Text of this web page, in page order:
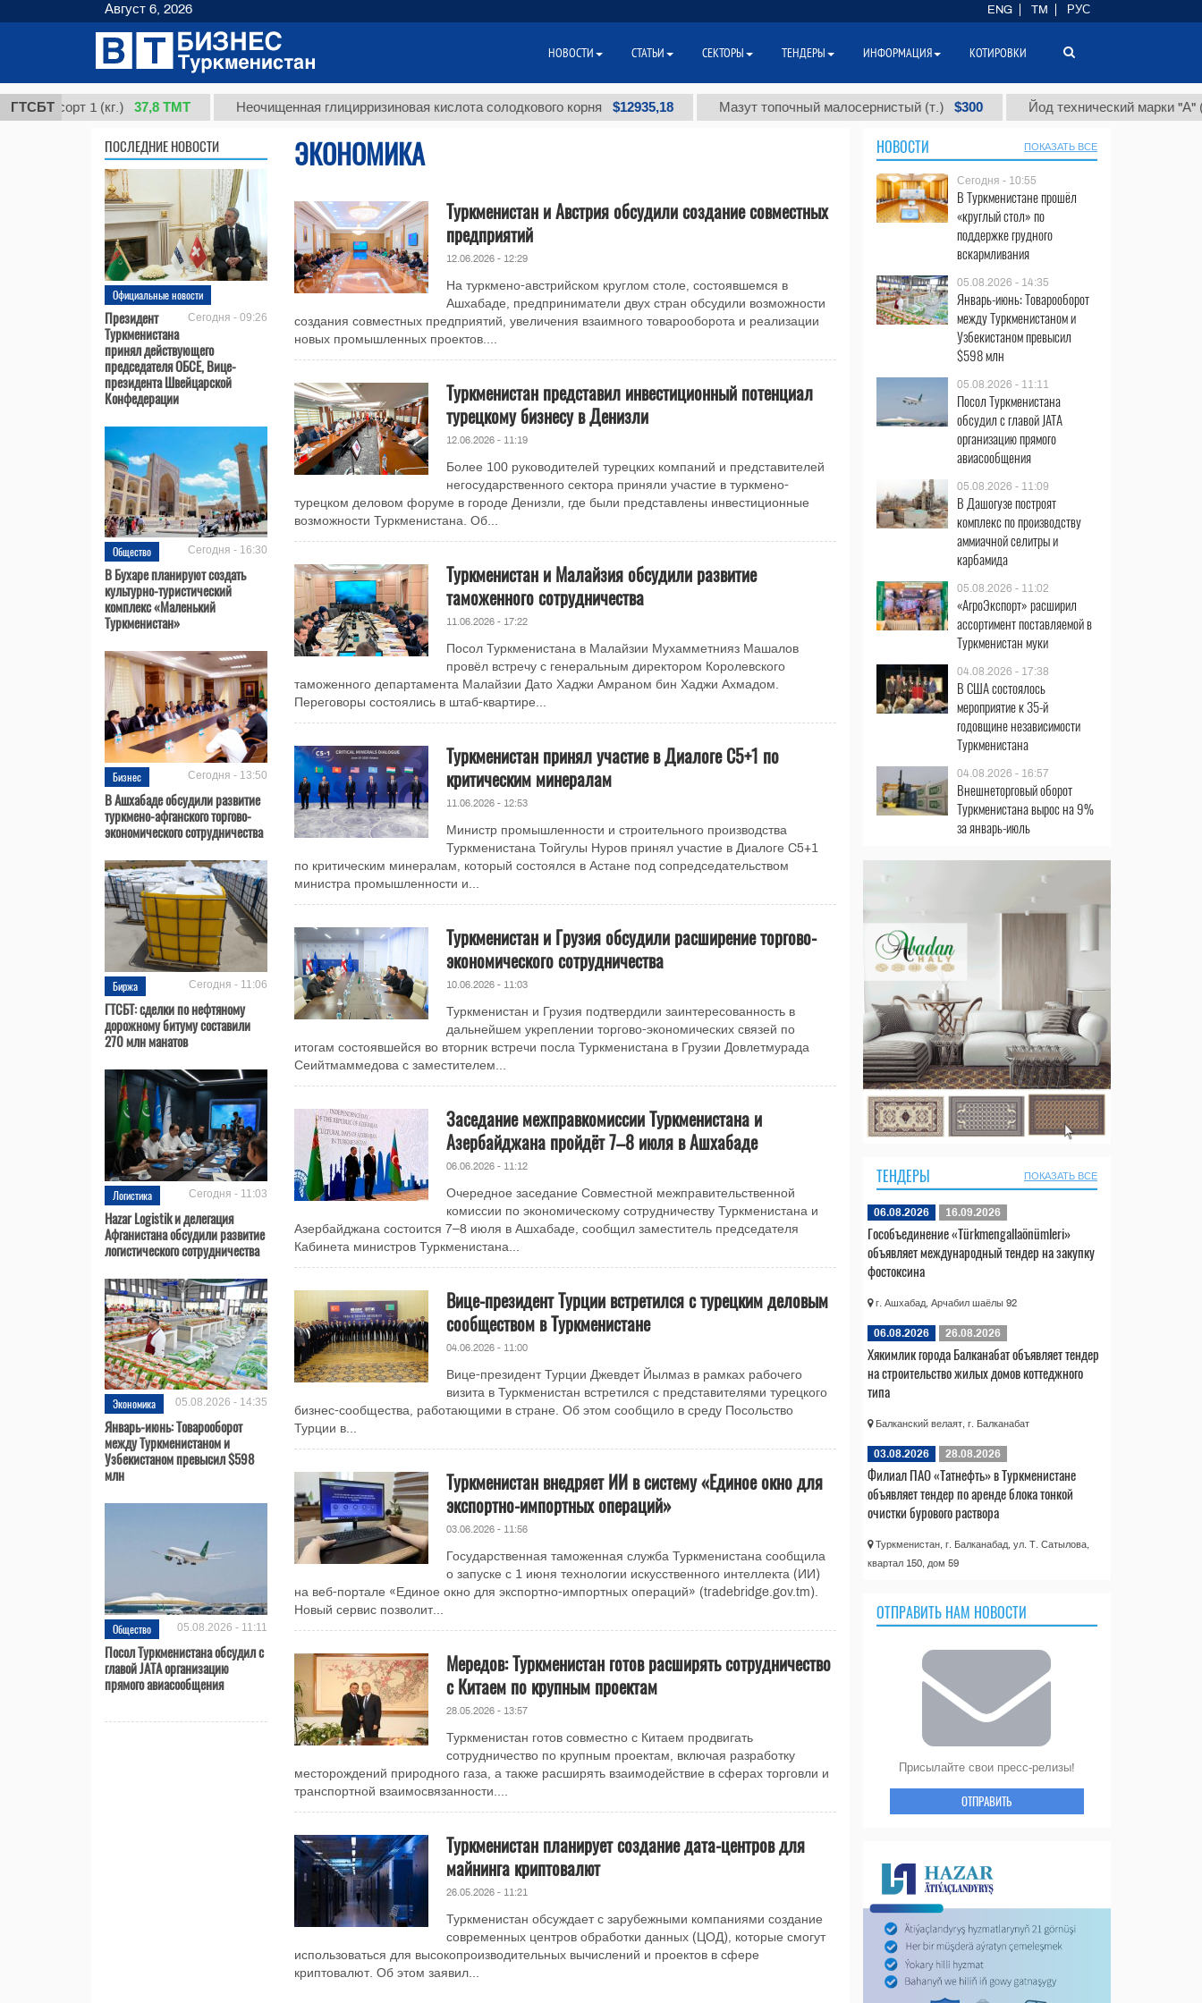
ГТСБТ
сорт 1 (кг.) 37,8 ТМТ Неочищенная глицирризиновая кислота солодкового корня $12935,18 Мазут топочный малосернистый (т.) $300 Йод технический марки "А" (т.)
ПОСЛЕДНИЕ НОВОСТИ
Официальные новости
Сегодня - 09:26
Президент
Туркменистана
принял действующего
председателя ОБСЕ, Вице-
президента Швейцарской
Конфедерации
Общество Сегодня - 16:30
В Бухаре планируют создать
культурно-туристический
комплекс «Маленький
Туркменистан»
Бизнес Сегодня - 13:50
В Ашхабаде обсудили развитие
туркмено-афганского торгово-
экономического сотрудничества
Биржа Сегодня - 11:06
ГТСБТ: сделки по нефтяному
дорожному битуму составили
270 млн манатов
Логистика Сегодня - 11:03
Hazar Logistik и делегация
Афганистана обсудили развитие
логистического сотрудничества
Экономика 05.08.2026 - 14:35
Январь-июнь: Товарооборот
между Туркменистаном и
Узбекистаном превысил $598
млн
Общество 05.08.2026 - 11:11
Посол Туркменистана обсудил с
главой JATA организацию
прямого авиасообщения
ЭКОНОМИКА
Туркменистан и Австрия обсудили создание совместных
предприятий
12.06.2026 - 12:29
На туркмено-австрийском круглом столе, состоявшемся в
Ашхабаде, предприниматели двух стран обсудили возможности
создания совместных предприятий, увеличения взаимного товарооборота и реализации
новых промышленных проектов....
Туркменистан представил инвестиционный потенциал
турецкому бизнесу в Денизли
12.06.2026 - 11:19
Более 100 руководителей турецких компаний и представителей
негосударственного сектора приняли участие в туркмено-
турецком деловом форуме в городе Денизли, где были представлены инвестиционные
возможности Туркменистана. Об...
Туркменистан и Малайзия обсудили развитие
таможенного сотрудничества
11.06.2026 - 17:22
Посол Туркменистана в Малайзии Мухамметнияз Машалов
провёл встречу с генеральным директором Королевского
таможенного департамента Малайзии Дато Хаджи Амраном бин Хаджи Ахмадом.
Переговоры состоялись в штаб-квартире...
Туркменистан принял участие в Диалоге C5+1 по
критическим минералам
11.06.2026 - 12:53
Министр промышленности и строительного производства
Туркменистана Тойгулы Нуров принял участие в Диалоге C5+1
по критическим минералам, который состоялся в Астане под сопредседательством
министра промышленности и...
Туркменистан и Грузия обсудили расширение торгово-
экономического сотрудничества
10.06.2026 - 11:03
Туркменистан и Грузия подтвердили заинтересованность в
дальнейшем укреплении торгово-экономических связей по
итогам состоявшейся во вторник встречи посла Туркменистана в Грузии Довлетмурада
Сеийтмаммедова с заместителем...
Заседание межправкомиссии Туркменистана и
Азербайджана пройдёт 7–8 июля в Ашхабаде
06.06.2026 - 11:12
Очередное заседание Совместной межправительственной
комиссии по экономическому сотрудничеству Туркменистана и
Азербайджана состоится 7–8 июля в Ашхабаде, сообщил заместитель председателя
Кабинета министров Туркменистана...
Вице-президент Турции встретился с турецким деловым
сообществом в Туркменистане
04.06.2026 - 11:00
Вице-президент Турции Джевдет Йылмаз в рамках рабочего
визита в Туркменистан встретился с представителями турецкого
бизнес-сообщества, работающими в стране. Об этом сообщило в среду Посольство
Турции в...
Туркменистан внедряет ИИ в систему «Единое окно для
экспортно-импортных операций»
03.06.2026 - 11:56
Государственная таможенная служба Туркменистана сообщила
о запуске с 1 июня технологии искусственного интеллекта (ИИ)
на веб-портале «Единое окно для экспортно-импортных операций» (tradebridge.gov.tm).
Новый сервис позволит...
Мередов: Туркменистан готов расширять сотрудничество
с Китаем по крупным проектам
28.05.2026 - 13:57
Туркменистан готов совместно с Китаем продвигать
сотрудничество по крупным проектам, включая разработку
месторождений природного газа, а также расширять взаимодействие в сферах торговли и
транспортной взаимосвязанности....
Туркменистан планирует создание дата-центров для
майнинга криптовалют
26.05.2026 - 11:21
Туркменистан обсуждает с зарубежными компаниями создание
современных центров обработки данных (ЦОД), которые смогут
использоваться для высокопроизводительных вычислений и проектов в сфере
криптовалют. Об этом заявил...
НОВОСТИ ПОКАЗАТЬ ВСЕ
Сегодня - 10:55
В Туркменистане прошёл
«круглый стол» по
поддержке грудного
вскармливания
05.08.2026 - 14:35
Январь-июнь: Товарооборот
между Туркменистаном и
Узбекистаном превысил
$598 млн
05.08.2026 - 11:11
Посол Туркменистана
обсудил с главой JATA
организацию прямого
авиасообщения
05.08.2026 - 11:09
В Дашогузе построят
комплекс по производству
аммиачной селитры и
карбамида
05.08.2026 - 11:02
«АгроЭкспорт» расширил
ассортимент поставляемой в
Туркменистан муки
04.08.2026 - 17:38
В США состоялось
мероприятие к 35-й
годовщине независимости
Туркменистана
04.08.2026 - 16:57
Внешнеторговый оборот
Туркменистана вырос на 9%
за январь-июль
ТЕНДЕРЫ ПОКАЗАТЬ ВСЕ
06.08.2026 16.09.2026
Гособъединение «Türkmengallaönümleri»
объявляет международный тендер на закупку
фостоксина
г. Ашхабад, Арчабил шаёлы 92
06.08.2026 26.08.2026
Хякимлик города Балканабат объявляет тендер
на строительство жилых домов коттеджного
типа
Балканский велаят, г. Балканабат
03.08.2026 28.08.2026
Филиал ПАО «Татнефть» в Туркменистане
объявляет тендер по аренде блока тонкой
очистки бурового раствора
Туркменистан, г. Балканабад, ул. Т. Сатылова,
квартал 150, дом 59
ОТПРАВИТЬ НАМ НОВОСТИ
Присылайте свои пресс-релизы!
ОТПРАВИТЬ
Август 6, 2026 ENG TM РУС
НОВОСТИ СТАТЬИ СЕКТОРЫ ТЕНДЕРЫ ИНФОРМАЦИЯ КОТИРОВКИ